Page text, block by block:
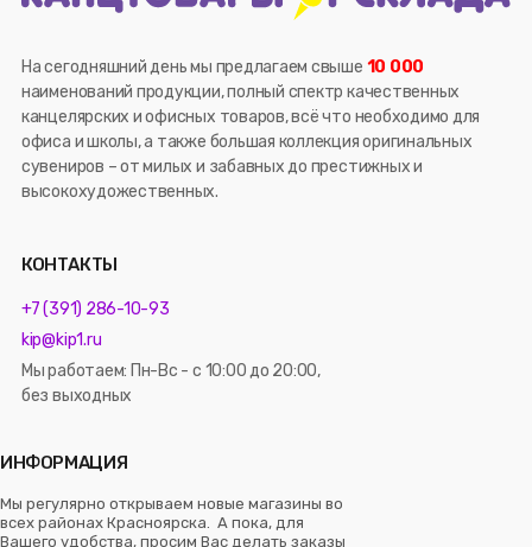
На сегодняшний день мы предлагаем свыше 10 000
наименований продукции, полный спектр качественных
канцелярских и офисных товаров, всё что необходимо для
офиса и школы, а также большая коллекция оригинальных
сувениров – от милых и забавных до престижных и
высокохудожественных.
КОНТАКТЫ
+7 (391) 286-10-93
kip@kip1.ru
Мы работаем: Пн-Вс - с 10:00 до 20:00,
без выходных
ИНФОРМАЦИЯ
Мы регулярно открываем новые магазины во
всех районах Красноярска. А пока, для
Вашего удобства, просим Вас делать заказы